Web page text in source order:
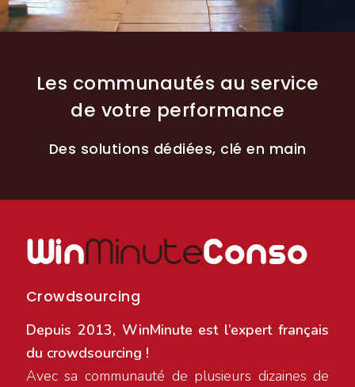
CROWDSOURCING
Les communautés au service
de votre performance
Des solutions dédiées, clé en main
WinMinuteConso
Crowdsourcing
Depuis 2013, WinMinute est l’expert français
du crowdsourcing !
Avec sa communauté de plusieurs dizaines de